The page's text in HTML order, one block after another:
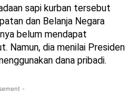
sapi kurban tersebut
dan Belanja Negara
belum mendapat
Namun, dia menilai Presiden
dana pribadi.
-